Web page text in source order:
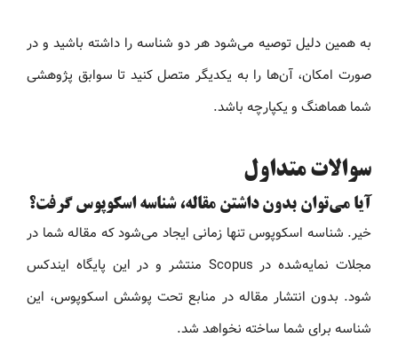
به همین دلیل توصیه می‌شود هر دو شناسه را داشته باشید و در
صورت امکان، آن‌ها را به یکدیگر متصل کنید تا سوابق پژوهشی
شما هماهنگ و یکپارچه باشد.
سوالات متداول
آیا می‌توان بدون داشتن مقاله، شناسه اسکوپوس گرفت؟
خیر. شناسه اسکوپوس تنها زمانی ایجاد می‌شود که مقاله شما در
مجلات نمایه‌شده در Scopus منتشر و در این پایگاه ایندکس
شود. بدون انتشار مقاله در منابع تحت پوشش اسکوپوس، این
شناسه برای شما ساخته نخواهد شد.